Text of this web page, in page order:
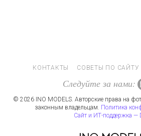
КОНТАКТЫ СОВЕТЫ ПО САЙТУ
Следуйте за нами:
© 2026 INO MODELS. Авторские права на
законным владельцам. Политика
Сайт и ИТ-поддержка —